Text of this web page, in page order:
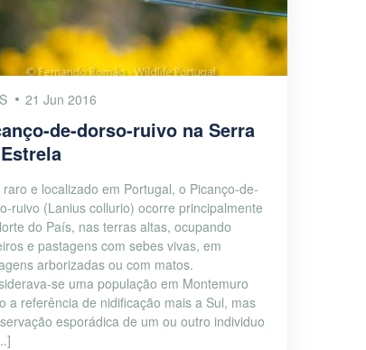
21 Jun 2016
de-dorso-ruivo na Serra
raro e localizado em Portugal, o Picanço-de-
ruivo (Lanius collurio) ocorre principalmente
do País, nas terras altas, ocupando
e pastagens com sebes vivas, em
arborizadas ou com matos.
se uma população em Montemuro
a referência de nidificação mais a Sul, mas
esporádica de um ou outro individuo